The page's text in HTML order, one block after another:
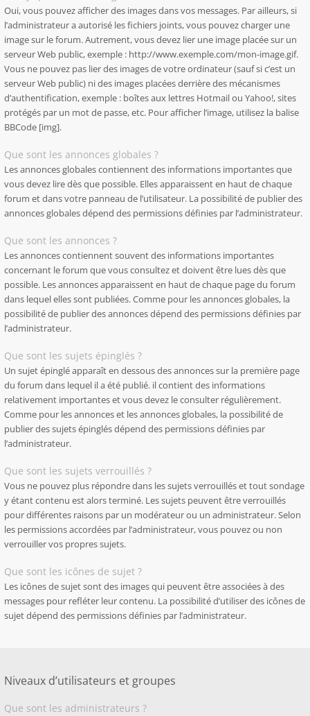
Oui, vous pouvez afficher des images dans vos messages. Par ailleurs, si
l’administrateur a autorisé les fichiers joints, vous pouvez charger une
image sur le forum. Autrement, vous devez lier une image placée sur un
serveur Web public, exemple : http://www.exemple.com/mon-image.gif.
Vous ne pouvez pas lier des images de votre ordinateur (sauf si c’est un
serveur Web public) ni des images placées derrière des mécanismes
d’authentification, exemple : boîtes aux lettres Hotmail ou Yahoo!, sites
protégés par un mot de passe, etc. Pour afficher l’image, utilisez la balise
BBCode [img].
Que sont les annonces globales ?
Les annonces globales contiennent des informations importantes que
vous devez lire dès que possible. Elles apparaissent en haut de chaque
forum et dans votre panneau de l’utilisateur. La possibilité de publier des
annonces globales dépend des permissions définies par l’administrateur.
Que sont les annonces ?
Les annonces contiennent souvent des informations importantes
concernant le forum que vous consultez et doivent être lues dès que
possible. Les annonces apparaissent en haut de chaque page du forum
dans lequel elles sont publiées. Comme pour les annonces globales, la
possibilité de publier des annonces dépend des permissions définies par
l’administrateur.
Que sont les sujets épinglés ?
Un sujet épinglé apparaît en dessous des annonces sur la première page
du forum dans lequel il a été publié. il contient des informations
relativement importantes et vous devez le consulter régulièrement.
Comme pour les annonces et les annonces globales, la possibilité de
publier des sujets épinglés dépend des permissions définies par
l’administrateur.
Que sont les sujets verrouillés ?
Vous ne pouvez plus répondre dans les sujets verrouillés et tout sondage
y étant contenu est alors terminé. Les sujets peuvent être verrouillés
pour différentes raisons par un modérateur ou un administrateur. Selon
les permissions accordées par l’administrateur, vous pouvez ou non
verrouiller vos propres sujets.
Que sont les icônes de sujet ?
Les icônes de sujet sont des images qui peuvent être associées à des
messages pour refléter leur contenu. La possibilité d’utiliser des icônes de
sujet dépend des permissions définies par l’administrateur.
Niveaux d’utilisateurs et groupes
Que sont les administrateurs ?